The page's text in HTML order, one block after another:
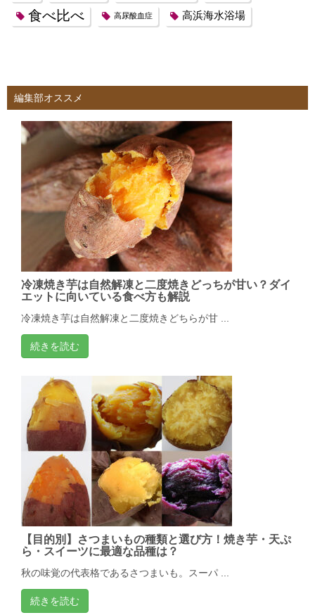
食べ比べ 高尿酸血症 高浜海水浴場
編集部オススメ
冷凍焼き芋は自然解凍と二度焼きどっちが甘い？ダイ
エットに向いている食べ方も解説
冷凍焼き芋は自然解凍と二度焼きどちらが甘 ...
続きを読む
【目的別】さつまいもの種類と選び方！焼き芋・天ぷ
ら・スイーツに最適な品種は？
秋の味覚の代表格であるさつまいも。スーパ ...
続きを読む